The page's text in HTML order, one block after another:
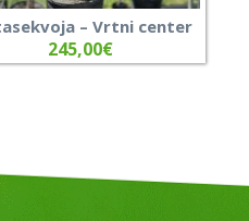
– Vrtni center
245,00€